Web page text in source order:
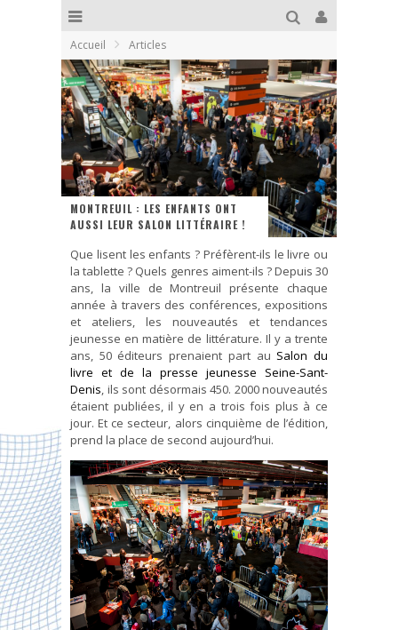
Accueil Articles
MONTREUIL : LES ENFANTS ONT
AUSSI LEUR SALON LITTÉRAIRE !
Que lisent les enfants ? Préfèrent-ils le livre ou
la tablette ? Quels genres aiment-ils ? Depuis 30
ans, la ville de Montreuil présente chaque
année à travers des conférences, expositions
et ateliers, les nouveautés et tendances
jeunesse en matière de littérature. Il y a trente
ans, 50 éditeurs prenaient part au Salon du
livre et de la presse jeunesse Seine-Sant-
Denis, ils sont désormais 450. 2000 nouveautés
étaient publiées, il y en a trois fois plus à ce
jour. Et ce secteur, alors cinquième de l’édition,
prend la place de second aujourd’hui.